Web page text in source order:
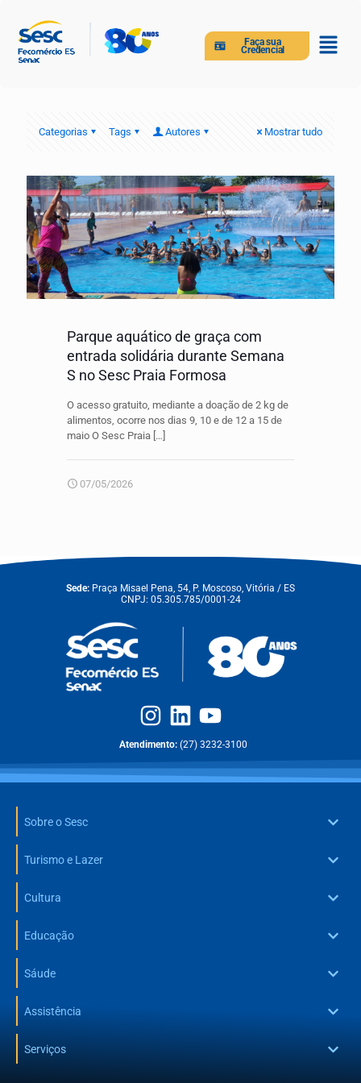
Faça sua
Credencial
Categorias Tags Autores Mostrar tudo
Parque aquático de graça com
entrada solidária durante Semana
S no Sesc Praia Formosa
O acesso gratuito, mediante a doação de 2 kg de
alimentos, ocorre nos dias 9, 10 e de 12 a 15 de
maio O Sesc Praia […]
07/05/2026
Sede: Praça Misael Pena, 54, P. Moscoso, Vitória / ES
CNPJ: 05.305.785/0001-24
Atendimento: (27) 3232-3100
Sobre o Sesc
Turismo e Lazer
Cultura
Educação
Sáude
Assistência
Serviços